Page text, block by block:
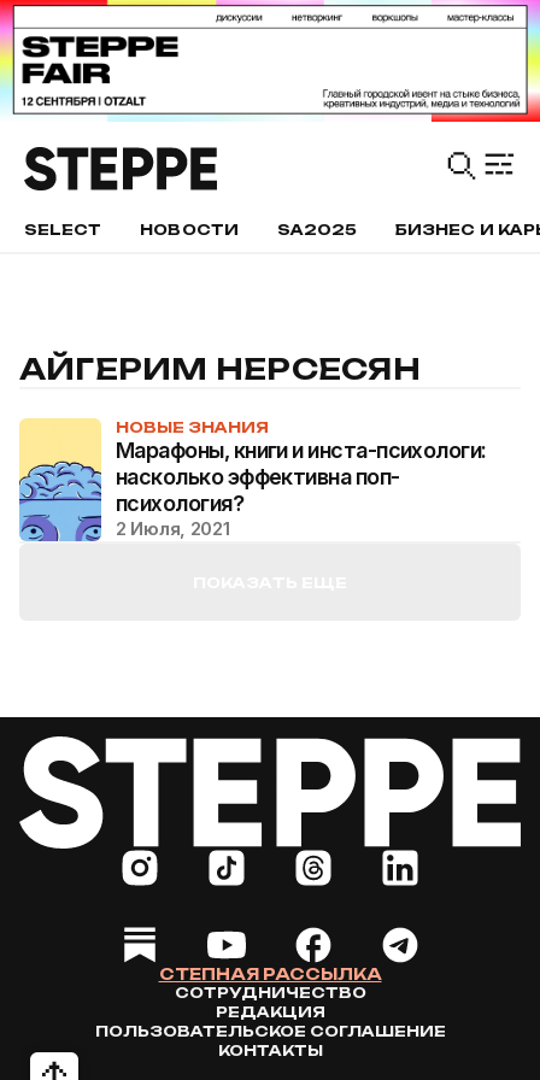
SELECT НОВОСТИ SA2025 БИЗНЕС И
АЙГЕРИМ НЕРСЕСЯН
НОВЫЕ ЗНАНИЯ
Марафоны, книги и инста-психологи:
насколько эффективна поп-
психология?
2 Июля, 2021
СТЕПНАЯ РАССЫЛКА
СОТРУДНИЧЕСТВО
РЕДАКЦИЯ
ПОЛЬЗОВАТЕЛЬСКОЕ СОГЛАШЕНИЕ
КОНТАКТЫ